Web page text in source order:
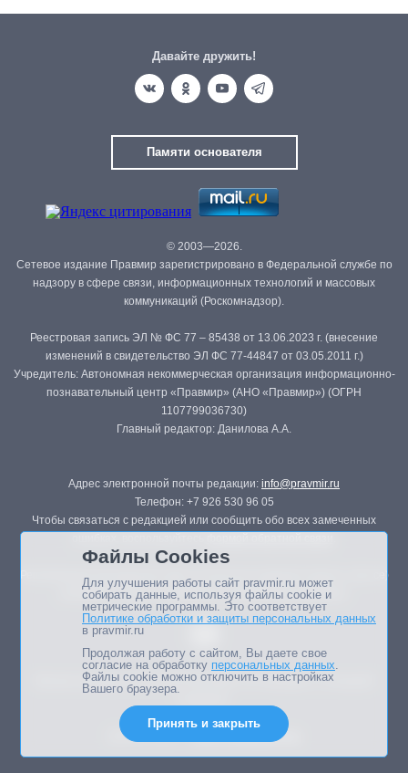
Давайте дружить!
Памяти основателя
© 2003—2026.
Сетевое издание Правмир зарегистрировано в Федеральной службе по
надзору в сфере связи, информационных технологий и массовых
коммуникаций (Роскомнадзор).
Реестровая запись ЭЛ № ФС 77 – 85438 от 13.06.2023 г. (внесение
изменений в свидетельство ЭЛ ФС 77-44847 от 03.05.2011 г.)
Учредитель: Автономная некоммерческая организация информационно-
познавательный центр «Правмир» (АНО «Правмир») (ОГРН
1107799036730)
Главный редактор: Данилова А.А.
Адрес электронной почты редакции: info@pravmir.ru
Телефон: +7 926 530 96 05
Чтобы связаться с редакцией или сообщить обо всех замеченных
Републикация материалов сайта в печатных изданиях (книгах, прессе)
возможна только с письменного разрешения редакции.
Мнение авторов статей портала может не совпадать с позицией
Дизайн сайта -
Файлы Cookies
Для улучшения работы сайт pravmir.ru может
собирать данные, используя файлы cookie и
метрические программы. Это соответствует
Политике обработки и защиты персональных данных
в pravmir.ru
Продолжая работу с сайтом, Вы даете свое
согласие на обработку персональных данных.
Файлы cookie можно отключить в настройках
Вашего браузера.
Принять и закрыть